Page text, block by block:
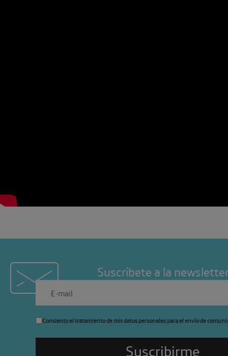
Suscríbete a la
Consiento el tratamiento de mis datos personales para el envío de